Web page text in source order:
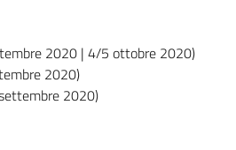
2020 | 4/5 ottobre 2020)
2020)
2020)